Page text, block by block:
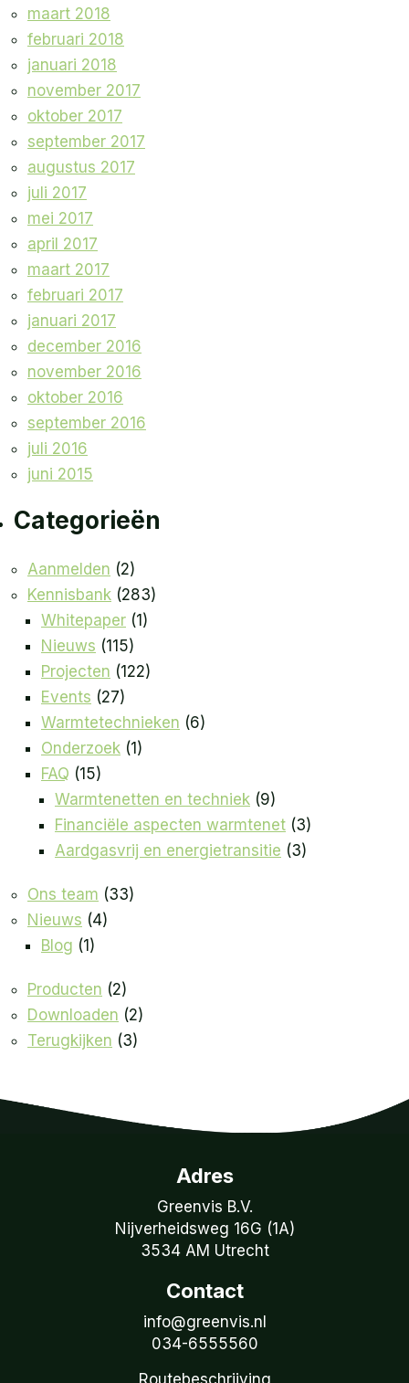
maart 2018
februari 2018
januari 2018
november 2017
oktober 2017
september 2017
augustus 2017
juli 2017
mei 2017
april 2017
maart 2017
februari 2017
januari 2017
december 2016
november 2016
oktober 2016
september 2016
juli 2016
juni 2015
Categorieën
Aanmelden (2)
Kennisbank (283)
Whitepaper (1)
Nieuws (115)
Projecten (122)
Events (27)
Warmtetechnieken (6)
Onderzoek (1)
FAQ (15)
Warmtenetten en techniek (9)
Financiële aspecten warmtenet (3)
Aardgasvrij en energietransitie (3)
Ons team (33)
Nieuws (4)
Blog (1)
Producten (2)
Downloaden (2)
Terugkijken (3)
Adres
Greenvis B.V.
Nijverheidsweg 16G (1A)
3534 AM Utrecht
Contact
info@greenvis.nl
034-6555560
Routebeschrijving